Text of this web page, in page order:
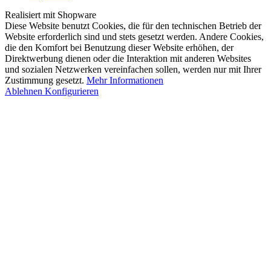
Realisiert mit Shopware
Diese Website benutzt Cookies, die für den technischen Betrieb der
Website erforderlich sind und stets gesetzt werden. Andere Cookies,
die den Komfort bei Benutzung dieser Website erhöhen, der
Direktwerbung dienen oder die Interaktion mit anderen Websites
und sozialen Netzwerken vereinfachen sollen, werden nur mit Ihrer
Zustimmung gesetzt. Mehr Informationen
Ablehnen Konfigurieren